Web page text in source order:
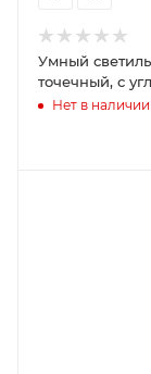
Умный
точечный, с
Нет в наличии